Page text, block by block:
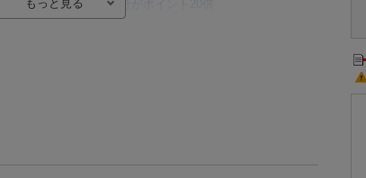
で楽天ブックス購入分がポイント20倍